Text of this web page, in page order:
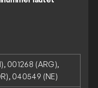
001268 (ARG),
040549 (NE)